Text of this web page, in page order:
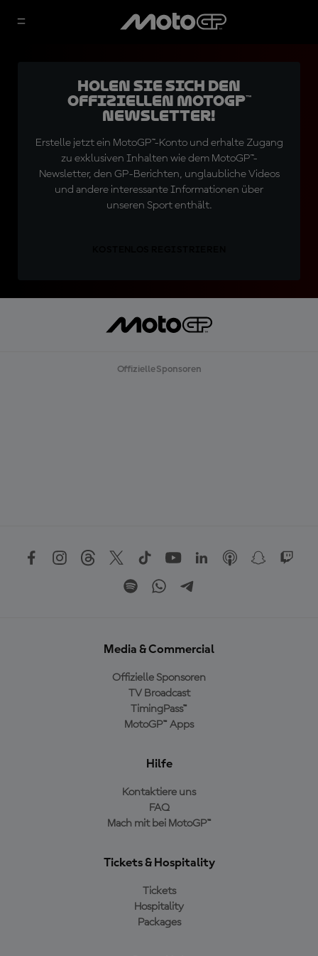
Holen Sie sich den
offiziellen MotoGP™
Newsletter!
Erstelle jetzt ein MotoGP™-Konto und erhalte Zugang
zu exklusiven Inhalten wie dem MotoGP™-
Newsletter, den GP-Berichten, unglaubliche Videos
und andere interessante Informationen über
unseren Sport enthält.
Offizielle Sponsoren
Media & Commercial
Offizielle Sponsoren
TV Broadcast
TimingPass™
MotoGP™ Apps
Hilfe
Kontaktiere uns
FAQ
Mach mit bei MotoGP™
Tickets & Hospitality
Tickets
Hospitality
Packages